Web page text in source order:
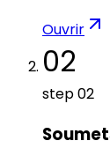
Ouvrir
02
step02